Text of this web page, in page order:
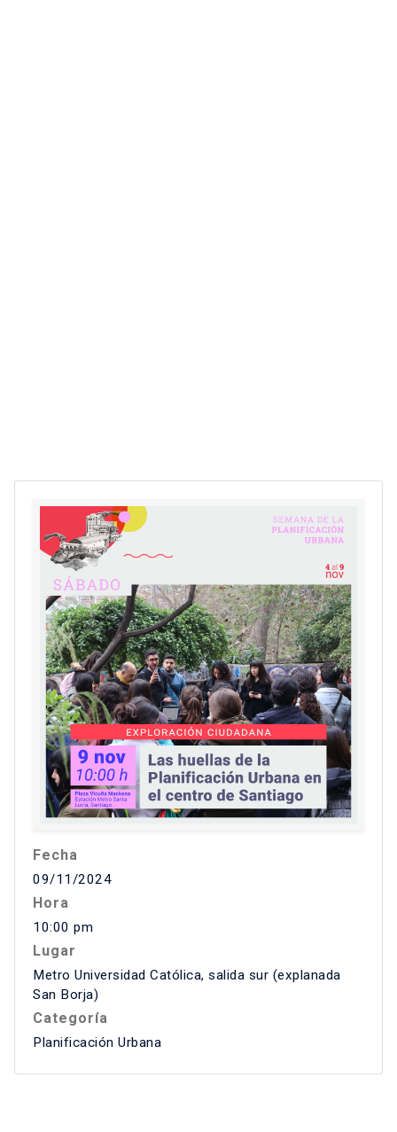
Fecha
09/11/2024
Hora
10:00 pm
Lugar
Metro Universidad Católica, salida sur (explanada
San Borja)
Categoría
Planificación Urbana